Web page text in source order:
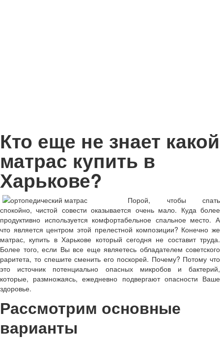
Кто еще не знает какой
матрас купить в
Харькове?
Порой, чтобы спать
спокойно, чистой совести оказывается очень мало. Куда более
продуктивно используется комфортабельное спальное место. А
что является центром этой прелестной композиции? Конечно же
матрас, купить в Харькове который сегодня не составит труда.
Более того, если Вы все еще являетесь обладателем советского
раритета, то спешите сменить его поскорей. Почему? Потому что
это источник потенциально опасных микробов и бактерий,
которые, размножаясь, ежедневно подвергают опасности Ваше
здоровье.
Рассмотрим основные
варианты